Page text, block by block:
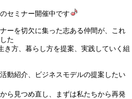
セミナー開催中です
ーを切欠に集った志ある仲間が、これ
た
き方、暮らし方を提案、実践していく組
動紹介、ビジネスモデルの提案したい
ら見つめ直し、まずは私たちから再発